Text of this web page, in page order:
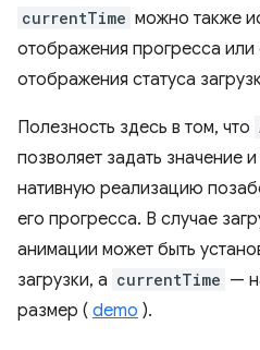
currentTime можно также
отображения прогресса или
отображения статуса
Полезность здесь в том, что
позволяет задать значение
нативную реализацию
его прогресса. В случае
анимации может быть
загрузки, а currentTime —
размер ( demo ).